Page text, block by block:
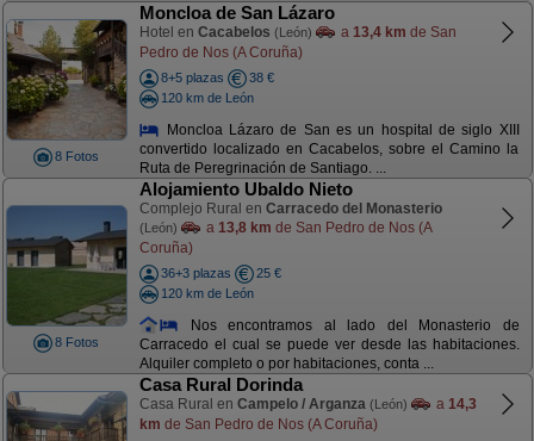
8 Fotos
Moncloa de San Lázaro
Hotel en Cacabelos (León) a 13,4 km de San
Pedro de Nos (A Coruña)
8+5 plazas
38 €
120 km de León
Moncloa Lázaro de San es un hospital de siglo XIII
convertido localizado en Cacabelos, sobre el Camino la
Ruta de Peregrinación de Santiago. ...
8 Fotos
Alojamiento Ubaldo Nieto
Complejo Rural en Carracedo del Monasterio
(León) a 13,8 km de San Pedro de Nos (A
Coruña)
36+3 plazas
25 €
120 km de León
Nos encontramos al lado del Monasterio de
Carracedo el cual se puede ver desde las habitaciones.
Alquiler completo o por habitaciones, conta ...
Casa Rural Dorinda
Casa Rural en Campelo / Arganza (León) a 14,3
km de San Pedro de Nos (A Coruña)